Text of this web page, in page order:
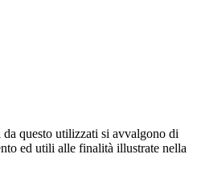
questo utilizzati si avvalgono di
ed utili alle finalità illustrate nella